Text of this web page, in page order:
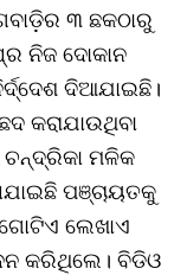
୩ ଛକଠାରୁ
ନିଜ ଦୋକାନ
ଦିଆଯାଇଛି।
କରାଯାଉଥିବା
ମଳିକ
ପଞ୍ଚାୟତକୁ
ଲେଖାଏ
କରିଥିଲେ। ବିଡିଓ